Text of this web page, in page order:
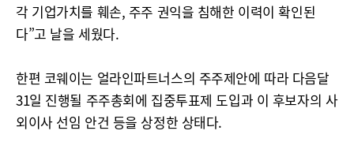
각 기업가치를 훼손, 주주 권익을 침해한 이력이 확인된
다”고 날을 세웠다.
한편 코웨이는 얼라인파트너스의 주주제안에 따라 다음달
31일 진행될 주주총회에 집중투표제 도입과 이 후보자의 사
외이사 선임 안건 등을 상정한 상태다.